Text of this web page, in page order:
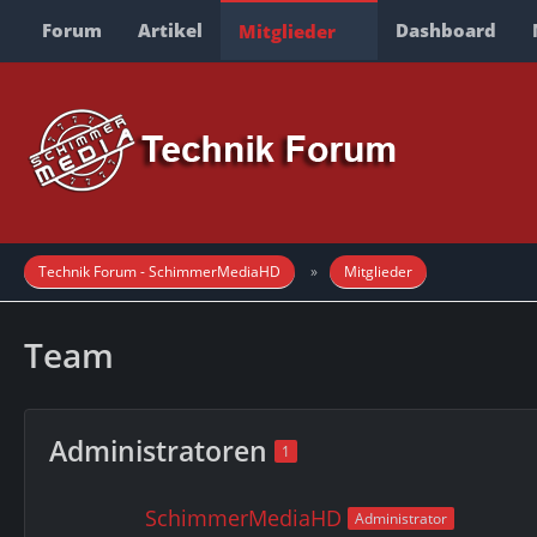
Forum Artikel Mitglieder Dashboard
Technik Forum - SchimmerMediaHD Mitglieder
Team
Administratoren 1
SchimmerMediaHD Administrator